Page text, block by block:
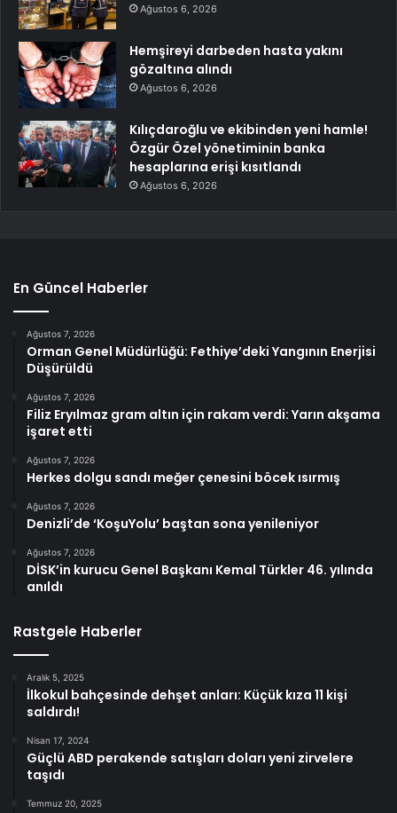
Ağustos 6, 2026
Hemşireyi darbeden hasta yakını
gözaltına alındı
Ağustos 6, 2026
Kılıçdaroğlu ve ekibinden yeni hamle!
Özgür Özel yönetiminin banka
hesaplarına erişi kısıtlandı
Ağustos 6, 2026
En Güncel Haberler
Ağustos 7, 2026
Orman Genel Müdürlüğü: Fethiye’deki Yangının Enerjisi
Düşürüldü
Ağustos 7, 2026
Filiz Eryılmaz gram altın için rakam verdi: Yarın akşama
işaret etti
Ağustos 7, 2026
Herkes dolgu sandı meğer çenesini böcek ısırmış
Ağustos 7, 2026
Denizli’de ‘KoşuYolu’ baştan sona yenileniyor
Ağustos 7, 2026
DİSK’in kurucu Genel Başkanı Kemal Türkler 46. yılında
anıldı
Rastgele Haberler
Aralık 5, 2025
İlkokul bahçesinde dehşet anları: Küçük kıza 11 kişi
saldırdı!
Nisan 17, 2024
Güçlü ABD perakende satışları doları yeni zirvelere
taşıdı
Temmuz 20, 2025